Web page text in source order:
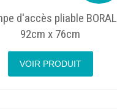
d'accès pliable BORAL
92cm x 76cm
VOIR PRODUIT